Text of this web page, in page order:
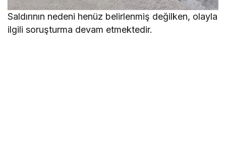
Saldırının nedeni henüz belirlenmiş değilken, olayla
ilgili soruşturma devam etmektedir.